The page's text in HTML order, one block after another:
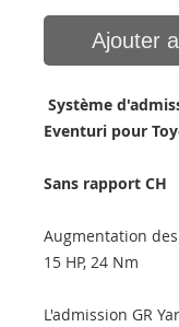
Ajouter
Système
Eventuri pour
Sans rapport CH
Augmentation
15 HP, 24 Nm
L'admission GR